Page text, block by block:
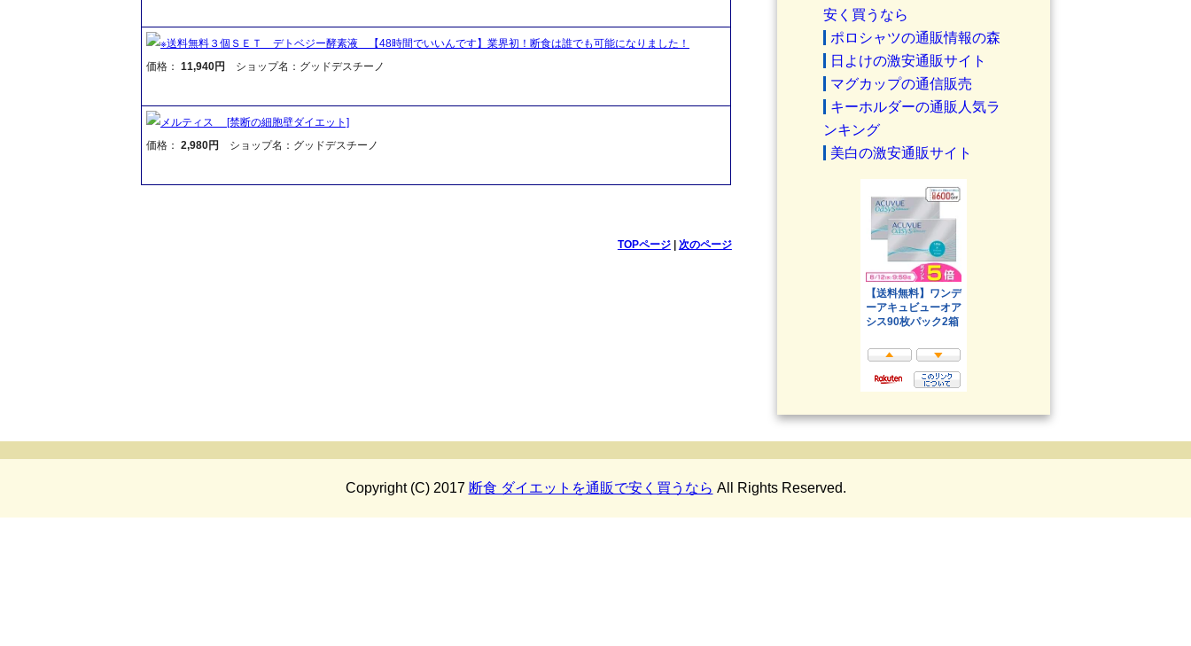
※送料無料３個ＳＥＴ デトベジー酵素液 【48時間でいいんです】業界初！断食は誰でも可能になりました！
価格： 11,940円 ショップ名：グッドデスチーノ
メルティス [禁断の細胞壁ダイエット]
価格： 2,980円 ショップ名：グッドデスチーノ
TOPページ| 次のページ
安く買うなら
ポロシャツの通販情報の森
日よけの激安通販サイト
マグカップの通信販売
キーホルダーの通販人気ラ
ンキング
美白の激安通販サイト
Copyright (C) 2017 断食 ダイエットを通販で安く買うなら All Rights Reserved.